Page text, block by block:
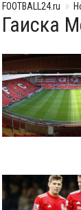
FOOTBALL24.ru
Гаиска